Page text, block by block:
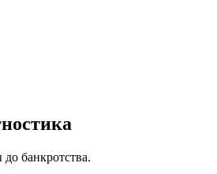
банкротства.